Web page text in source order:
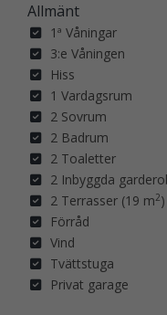
Allmänt
1ª Våningar
3:e Våningen
Hiss
1 Vardagsrum
2 Sovrum
2 Badrum
2 Toaletter
2 Inbyggda
2 Terrasser (19 m2)
Förråd
Vind
Tvättstuga
Privat garage